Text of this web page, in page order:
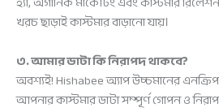
খরচ ছাড়াই কাস্টমার বাড়ানো যায়।
৩. আমার ডাটা কি নিরাপদ থাকবে?
অবশ্যই! Hishabee অ্যাপ উচ্চমানের
আপনার কাস্টমার ডাটা সম্পূর্ণ গোপন ও